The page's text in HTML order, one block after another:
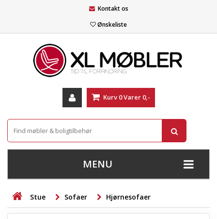
Kontakt os
Ønskeliste
Kurv 0Varer 0,-
MENU
+
STUE
Stue Sofaer Hjørnesofaer